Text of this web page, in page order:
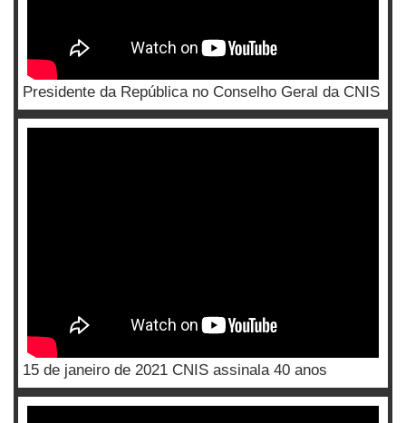
Presidente da República no Conselho Geral da CNIS
15 de janeiro de 2021 CNIS assinala 40 anos